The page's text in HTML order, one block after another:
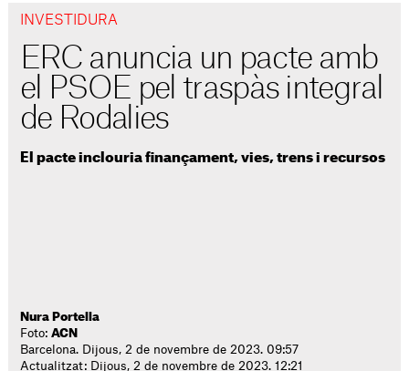
INVESTIDURA
ERC anuncia un pacte amb
el PSOE pel traspàs integral
de Rodalies
El pacte inclouria finançament, vies, trens i recursos
Nura Portella
Foto:ACN
Barcelona. Dijous, 2 de novembre de 2023. 09:57
Actualitzat: Dijous, 2 de novembre de 2023. 12:21